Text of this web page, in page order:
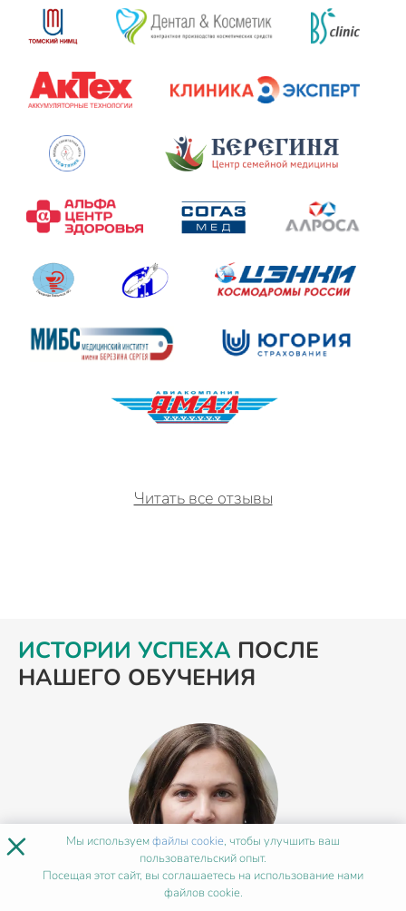
Читать все отзывы
ИСТОРИИ УСПЕХА ПОСЛЕ
НАШЕГО ОБУЧЕНИЯ
× Мы используемфайлы cookie, чтобы улучшить ваш
пользовательский опыт.
Посещая этот сайт, вы соглашаетесь на использование нами
файлов cookie.